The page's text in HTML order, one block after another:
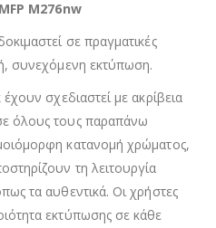
MFP M276nw
σε πραγματικές
συνεχόμενη εκτύπωση.
σχεδιαστεί με ακρίβεια
όλους τους παραπάνω
κατανομή χρώματος,
τη λειτουργία
τα αυθεντικά. Οι χρήστες
εκτύπωσης σε κάθε